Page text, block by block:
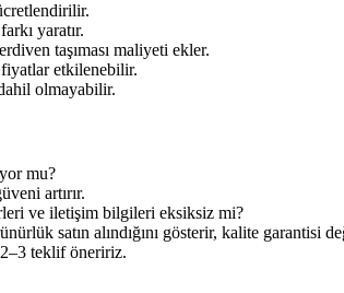
yaratır.
taşıması maliyeti ekler.
etkilenebilir.
olmayabilir.
mu?
artırır.
ve iletişim bilgileri eksiksiz mi?
satın alındığını gösterir, kalite garantisi
teklif öneririz.